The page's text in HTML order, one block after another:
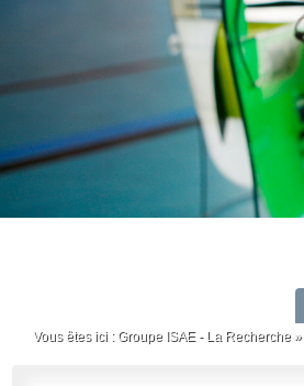
Vous êtes ici : Groupe ISAE - La Recherche»